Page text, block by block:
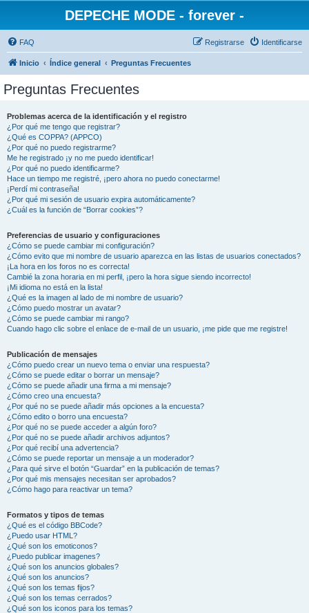
DEPECHE MODE - forever -
FAQ Identificarse
Registrarse
Inicio Índice general Preguntas Frecuentes
Preguntas Frecuentes
Problemas acerca de la identificación y el registro
¿Por qué me tengo que registrar?
¿Qué es COPPA? (APPCO)
¿Por qué no puedo registrarme?
Me he registrado ¡y no me puedo identificar!
¿Por qué no puedo identificarme?
Hace un tiempo me registré, ¡pero ahora no puedo conectarme!
¡Perdí mi contraseña!
¿Por qué mi sesión de usuario expira automáticamente?
¿Cuál es la función de “Borrar cookies”?
Preferencias de usuario y configuraciones
¿Cómo se puede cambiar mi configuración?
¿Cómo evito que mi nombre de usuario aparezca en las listas de usuarios conectados?
¡La hora en los foros no es correcta!
Cambié la zona horaria en mi perfil, ¡pero la hora sigue siendo incorrecto!
¡Mi idioma no está en la lista!
¿Qué es la imagen al lado de mi nombre de usuario?
¿Cómo puedo mostrar un avatar?
¿Cómo se puede cambiar mi rango?
Cuando hago clic sobre el enlace de e-mail de un usuario, ¡me pide que me registre!
Publicación de mensajes
¿Cómo puedo crear un nuevo tema o enviar una respuesta?
¿Cómo se puede editar o borrar un mensaje?
¿Cómo se puede añadir una firma a mi mensaje?
¿Cómo creo una encuesta?
¿Por qué no se puede añadir más opciones a la encuesta?
¿Cómo edito o borro una encuesta?
¿Por qué no se puede acceder a algún foro?
¿Por qué no se puede añadir archivos adjuntos?
¿Por qué recibí una advertencia?
¿Cómo se puede reportar un mensaje a un moderador?
¿Para qué sirve el botón “Guardar” en la publicación de temas?
¿Por qué mis mensajes necesitan ser aprobados?
¿Cómo hago para reactivar un tema?
Formatos y tipos de temas
¿Qué es el código BBCode?
¿Puedo usar HTML?
¿Qué son los emoticonos?
¿Puedo publicar imagenes?
¿Qué son los anuncios globales?
¿Qué son los anuncios?
¿Qué son los temas fijos?
¿Qué son los temas cerrados?
¿Qué son los iconos para los temas?